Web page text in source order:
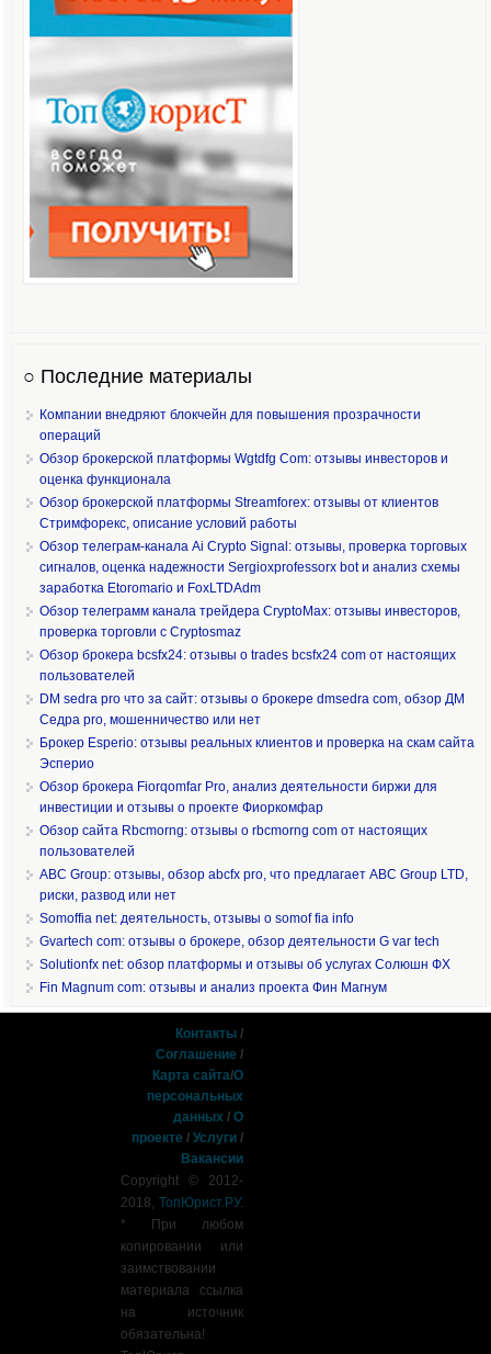
○ Последние материалы
Компании внедряют блокчейн для повышения прозрачности
операций
Обзор брокерской платформы Wgtdfg Com: отзывы инвесторов и
оценка функционала
Обзор брокерской платформы Streamforex: отзывы от клиентов
Стримфорекс, описание условий работы
Обзор телеграм-канала Ai Crypto Signal: отзывы, проверка торговых
сигналов, оценка надежности Sergioxprofessorx bot и анализ схемы
заработка Etoromario и FoxLTDAdm
Обзор телеграмм канала трейдера CryptoMax: отзывы инвесторов,
проверка торговли с Cryptosmaz
Обзор брокера bcsfx24: отзывы о trades bcsfx24 com от настоящих
пользователей
DM sedra pro что за сайт: отзывы о брокере dmsedra com, обзор ДМ
Седра pro, мошенничество или нет
Брокер Esperio: отзывы реальных клиентов и проверка на скам сайта
Эсперио
Обзор брокера Fiorqomfar Pro, анализ деятельности биржи для
инвестиции и отзывы о проекте Фиоркомфар
Обзор сайта Rbcmorng: отзывы о rbcmorng com от настоящих
пользователей
ABC Group: отзывы, обзор abcfx pro, что предлагает ABC Group LTD,
риски, развод или нет
Somoffia net: деятельность, отзывы о somof fia info
Gvartech com: отзывы о брокере, обзор деятельности G var tech
Solutionfx net: обзор платформы и отзывы об услугах Солюшн ФХ
Fin Magnum com: отзывы и анализ проекта Фин Магнум
Контакты /
Соглашение /
Карта сайта/О
персональных
данных /О
проекте /Услуги /
Вакансии
Copyright © 2012-
2018,ТопЮрист.РУ.
* При любом
копировании или
заимствовании
материала ссылка
на источник
обязательна!